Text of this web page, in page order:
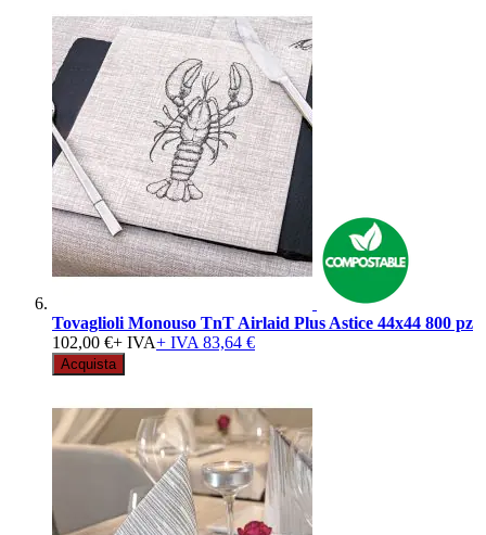
Tovaglioli Monouso TnT Airlaid Plus Astice 44x44 800 pz
102,00 €+ IVA+ IVA 83,64 €
Acquista